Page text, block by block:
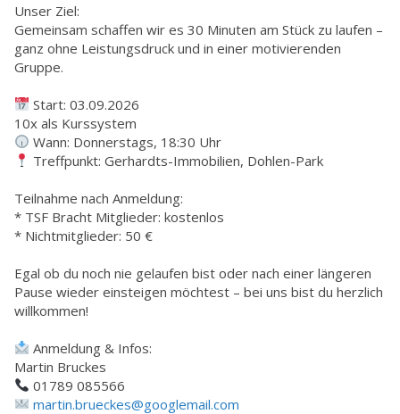
Unser Ziel:
Gemeinsam schaffen wir es 30 Minuten am Stück zu laufen –
ganz ohne Leistungsdruck und in einer motivierenden
Gruppe.
Start: 03.09.2026
10x als Kurssystem
Wann: Donnerstags, 18:30 Uhr
Treffpunkt: Gerhardts-Immobilien, Dohlen-Park
Teilnahme nach Anmeldung:
* TSF Bracht Mitglieder: kostenlos
* Nichtmitglieder: 50 €
Egal ob du noch nie gelaufen bist oder nach einer längeren
Pause wieder einsteigen möchtest – bei uns bist du herzlich
willkommen!
Anmeldung & Infos:
Martin Bruckes
01789 085566
martin.brueckes@googlemail.com